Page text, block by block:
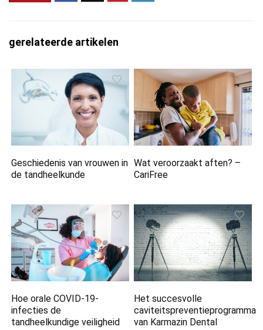
gerelateerde artikelen
Geschiedenis van vrouwen in
de tandheelkunde
Wat veroorzaakt aften? –
CariFree
Hoe orale COVID-19-
infecties de
tandheelkundige veiligheid
Het succesvolle
caviteitspreventieprogramma
van Karmazin Dental